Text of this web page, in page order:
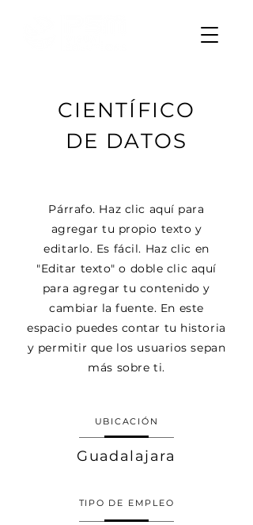
CIENTÍFICO
DE DATOS
Párrafo. Haz clic aquí para
agregar tu propio texto y
editarlo. Es fácil. Haz clic en
"Editar texto" o doble clic aquí
para agregar tu contenido y
cambiar la fuente. En este
espacio puedes contar tu historia
y permitir que los usuarios sepan
más sobre ti.
UBICACIÓN
Guadalajara
TIPO DE EMPLEO